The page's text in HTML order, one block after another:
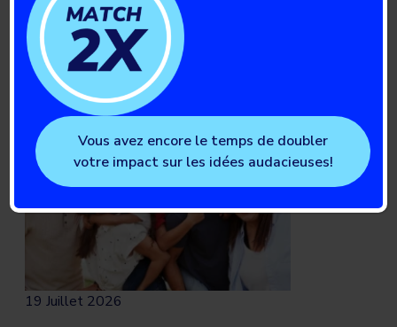
Lire l’article complet
19 Juillet 2026
Vous avez encore le temps de doubler
votre impact sur les idées audacieuses!